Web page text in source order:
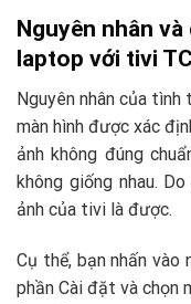
Nguyên nhân
laptop với tivi
Nguyên nhân của
màn hình được xác
ảnh không đúng
không giống nhau.
ảnh của tivi là được.
Cụ thể, bạn nhấn
phần Cài đặt và chọn